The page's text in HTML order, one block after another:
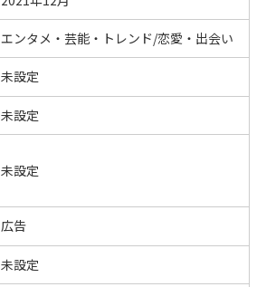
エンタメ・芸能・トレンド/恋愛・出会い
未設定
未設定
未設定
広告
未設定